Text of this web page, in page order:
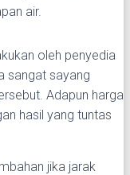
air.
oleh penyedia
sangat sayang
Adapun harga
hasil yang tuntas
jika jarak